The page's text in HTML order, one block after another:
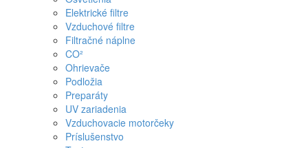
Elektrické filtre
Vzduchové filtre
Filtračné náplne
CO²
Ohrievače
Podložia
Preparáty
UV zariadenia
Vzduchovacie motorčeky
Príslušenstvo